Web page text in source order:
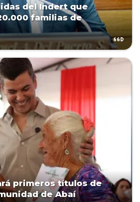
del Indert que
familias de
66D
primeros títulos de
de Abaí